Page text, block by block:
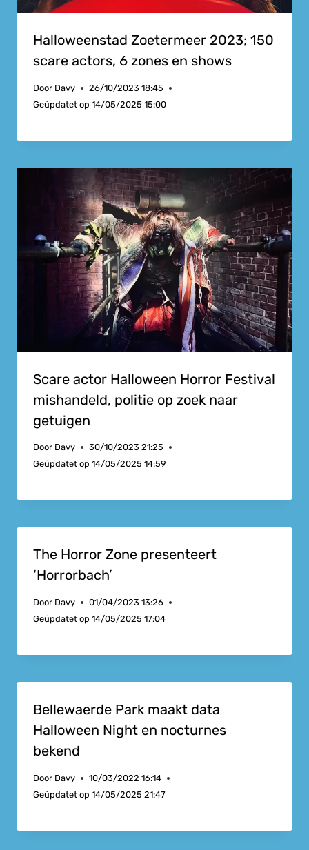
Halloweenstad Zoetermeer 2023; 150
scare actors, 6 zones en shows
Door Davy
26/10/2023 18:45
Geüpdatet op 14/05/2025 15:00
Scare actor Halloween Horror Festival
mishandeld, politie op zoek naar
getuigen
Door Davy
30/10/2023 21:25
Geüpdatet op 14/05/2025 14:59
The Horror Zone presenteert
‘Horrorbach’
Door Davy
01/04/2023 13:26
Geüpdatet op 14/05/2025 17:04
Bellewaerde Park maakt data
Halloween Night en nocturnes
bekend
Door Davy
10/03/2022 16:14
Geüpdatet op 14/05/2025 21:47